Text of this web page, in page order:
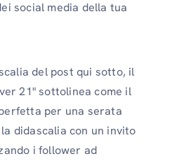
social media della tua
del post qui sotto, il
21" sottolinea come il
per una serata
didascalia con un invito
i follower ad